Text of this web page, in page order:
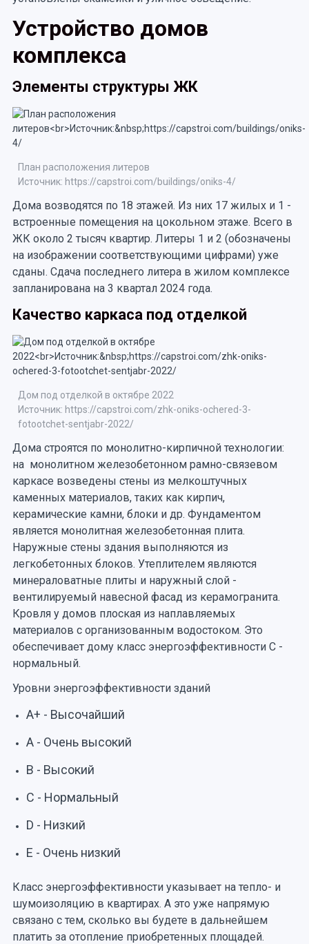
Устройство домов
комплекса
Элементы структуры ЖК
План расположения литеров
Источник: https://capstroi.com/buildings/oniks-4/
Дома возводятся по 18 этажей. Из них 17 жилых и 1 -
встроенные помещения на цокольном этаже. Всего в
ЖК около 2 тысяч квартир. Литеры 1 и 2 (обозначены
на изображении соответствующими цифрами) уже
сданы. Сдача последнего литера в жилом комплексе
запланирована на 3 квартал 2024 года.
Качество каркаса под отделкой
Дом под отделкой в октябре 2022
Источник: https://capstroi.com/zhk-oniks-ochered-3-
fotootchet-sentjabr-2022/
Дома строятся по монолитно-кирпичной технологии:
на монолитном железобетонном рамно-связевом
каркасе возведены стены из мелкоштучных
каменных материалов, таких как кирпич,
керамические камни, блоки и др. Фундаментом
является монолитная железобетонная плита.
Наружные стены здания выполняются из
легкобетонных блоков. Утеплителем являются
минераловатные плиты и наружный слой -
вентилируемый навесной фасад из керамогранита.
Кровля у домов плоская из наплавляемых
материалов с организованным водостоком. Это
обеспечивает дому класс энергоэффективности С -
нормальный.
Уровни энергоэффективности зданий
А+ - Высочайший
А - Очень высокий
В - Высокий
С - Нормальный
D - Низкий
E - Очень низкий
Класс энергоэффективности указывает на тепло- и
шумоизоляцию в квартирах. А это уже напрямую
связано с тем, сколько вы будете в дальнейшем
платить за отопление приобретенных площадей.